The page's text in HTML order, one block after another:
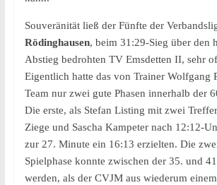
Souveränität ließ der Fünfte der
Rödinghausen, beim 31:29-Sieg über den
Abstieg bedrohten TV Emsdetten II, sehr
Eigentlich hatte das von Trainer Wolfgang
Team nur zwei gute Phasen innerhalb der
Die erste, als Stefan Listing mit zwei
Ziege und Sascha Kampeter nach 12:12-
zur 27. Minute ein 16:13 erzielten. Die
Spielphase konnte zwischen der 35. und
werden, als der CVJM aus wiederum